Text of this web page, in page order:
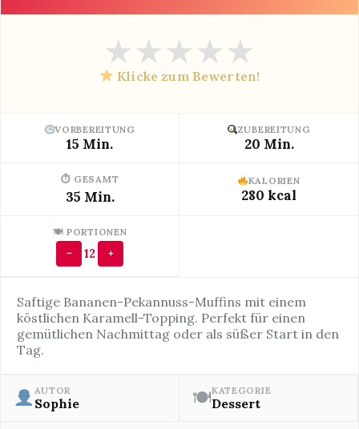
★★★★★
Klicke zum Bewerten!
VORBEREITUNG
15 Min.
ZUBEREITUNG
20 Min.
⏱ GESAMT
35 Min.
KALORIEN
280 kcal
🍽 PORTIONEN
− 12 +
Saftige Bananen-Pekannuss-Muffins mit einem
köstlichen Karamell-Topping. Perfekt für einen
gemütlichen Nachmittag oder als süßer Start in den
Tag.
AUTOR
Sophie 🍽KATEGORIE
Dessert